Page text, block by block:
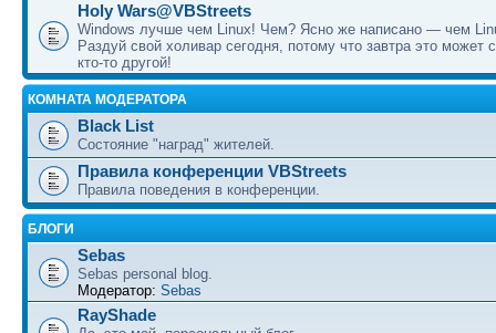
Holy Wars@VBStreets
Windows лучше чем Linux! Чем? Ясно же написано — чем
Раздуй свой холивар сегодня, потому что завтра это может
кто-то другой!
КОМНАТА МОДЕРАТОРА
Black List
Состояние "наград" жителей.
Правила конференции VBStreets
Правила поведения в конференции.
БЛОГИ
Sebas
Sebas personal blog.
Модератор: Sebas
RayShade